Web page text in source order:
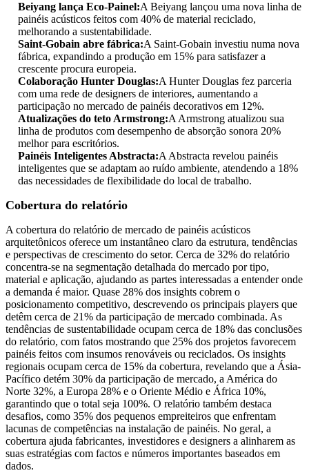
Beiyang lança Eco-Painel:A Beiyang lançou uma nova linha de
painéis acústicos feitos com 40% de material reciclado,
melhorando a sustentabilidade.
Saint-Gobain abre fábrica:A Saint-Gobain investiu numa nova
fábrica, expandindo a produção em 15% para satisfazer a
crescente procura europeia.
Colaboração Hunter Douglas:A Hunter Douglas fez parceria
com uma rede de designers de interiores, aumentando a
participação no mercado de painéis decorativos em 12%.
Atualizações do teto Armstrong:A Armstrong atualizou sua
linha de produtos com desempenho de absorção sonora 20%
melhor para escritórios.
Painéis Inteligentes Abstracta:A Abstracta revelou painéis
inteligentes que se adaptam ao ruído ambiente, atendendo a 18%
das necessidades de flexibilidade do local de trabalho.
Cobertura do relatório
A cobertura do relatório de mercado de painéis acústicos
arquitetônicos oferece um instantâneo claro da estrutura, tendências
e perspectivas de crescimento do setor. Cerca de 32% do relatório
concentra-se na segmentação detalhada do mercado por tipo,
material e aplicação, ajudando as partes interessadas a entender onde
a demanda é maior. Quase 28% dos insights cobrem o
posicionamento competitivo, descrevendo os principais players que
detêm cerca de 21% da participação de mercado combinada. As
tendências de sustentabilidade ocupam cerca de 18% das conclusões
do relatório, com fatos mostrando que 25% dos projetos favorecem
painéis feitos com insumos renováveis ​​ou reciclados. Os insights
regionais ocupam cerca de 15% da cobertura, revelando que a Ásia-
Pacífico detém 30% da participação de mercado, a América do
Norte 32%, a Europa 28% e o Oriente Médio e África 10%,
garantindo que o total seja 100%. O relatório também destaca
desafios, como 35% dos pequenos empreiteiros que enfrentam
lacunas de competências na instalação de painéis. No geral, a
cobertura ajuda fabricantes, investidores e designers a alinharem as
suas estratégias com factos e números importantes baseados em
dados.